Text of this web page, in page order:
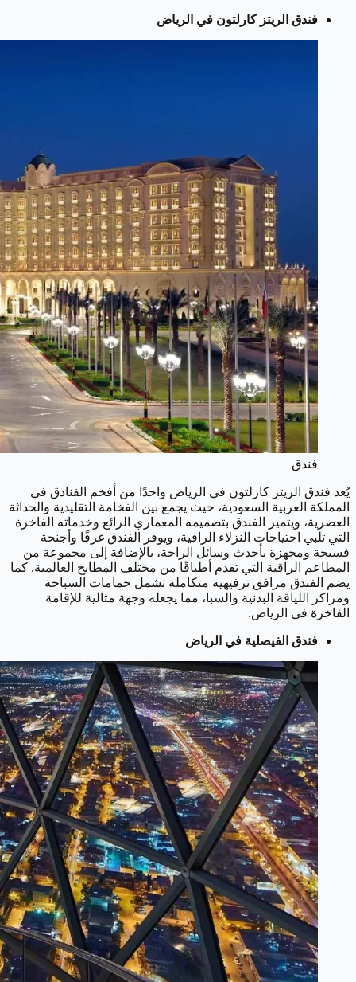
فندق الريتز كارلتون في الرياض
فندق
يُعد فندق الريتز كارلتون في الرياض واحدًا من أفخم الفنادق في
المملكة العربية السعودية، حيث يجمع بين الفخامة التقليدية والحداثة
العصرية، ويتميز الفندق بتصميمه المعماري الرائع وخدماته الفاخرة
التي تلبي احتياجات النزلاء الراقية، ويوفر الفندق غرفًا وأجنحة
فسيحة ومجهزة بأحدث وسائل الراحة، بالإضافة إلى مجموعة من
المطاعم الراقية التي تقدم أطباقًا من مختلف المطابخ العالمية. كما
يضم الفندق مرافق ترفيهية متكاملة تشمل حمامات السباحة
ومراكز اللياقة البدنية والسبا، مما يجعله وجهة مثالية للإقامة
الفاخرة في الرياض.
فندق الفيصلية في الرياض